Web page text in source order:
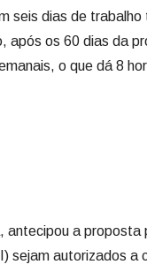
seis dias de
após os 60 dias da
o que dá 8
a proposta
sejam autorizados a